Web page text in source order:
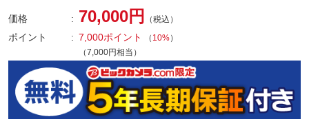
価格 70,000円 （税込）
ポイント 7,000ポイント （ 10%）
（7,000円相当）